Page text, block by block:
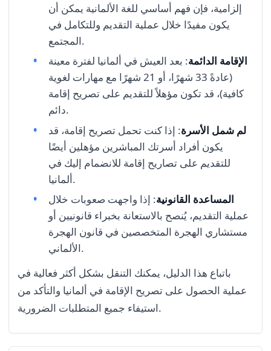
إلزامية، فإن فهم أساسي للغة الألمانية يمكن أن
يكون مفيدًا خلال عملية التقديم وللتكامل في
المجتمع.
الإقامة الدائمة: بعد العيش في ألمانيا لفترة معينة
(عادةً 33 شهرًا، أو 21 شهرًا مع مهارات لغوية
كافية)، قد تكون مؤهلاً للتقديم على تصريح إقامة
دائم.
لم شمل الأسرة: إذا كنت تحمل تصريح إقامة، قد
يكون أفراد أسرتك المباشرين مؤهلين أيضًا
للتقديم على تصاريح إقامة للانضمام إليك في
ألمانيا.
المساعدة القانونية: إذا واجهت صعوبات خلال
عملية التقديم، يُنصح بالاستعانة بخبراء قانونيين أو
مستشاري الهجرة المتخصصين في قانون الهجرة
الألماني.
باتباع هذا الدليل، يمكنك التنقل بشكل أكثر فعالية في
عملية الحصول على تصريح الإقامة في ألمانيا والتأكد من
استيفاء جميع المتطلبات الضرورية.